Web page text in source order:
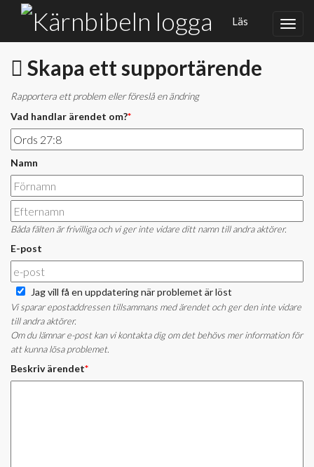
Läs
Skapa ett supportärende
Rapportera ett problem eller föreslå en ändring
Vad handlar ärendet om?*
Namn
Båda fälten är frivilliga och vi ger inte vidare ditt namn till andra aktörer.
E-post
Jag vill få en uppdatering när problemet är löst
Vi sparar epostaddressen tillsammans med ärendet och ger den inte vidare
till andra aktörer.
Om du lämnar e-post kan vi kontakta dig om det behövs mer information för
att kunna lösa problemet.
Beskriv ärendet*